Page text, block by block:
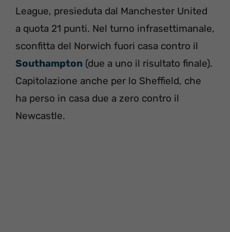
League, presieduta dal Manchester United
a quota 21 punti. Nel turno infrasettimanale,
sconfitta del Norwich fuori casa contro il
Southampton (due a uno il risultato finale).
Capitolazione anche per lo Sheffield, che
ha perso in casa due a zero contro il
Newcastle.